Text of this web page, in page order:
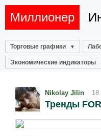
Миллионер
Торговые графики
Экономические индикаторы
Nikolay Jilin 18
Тренды